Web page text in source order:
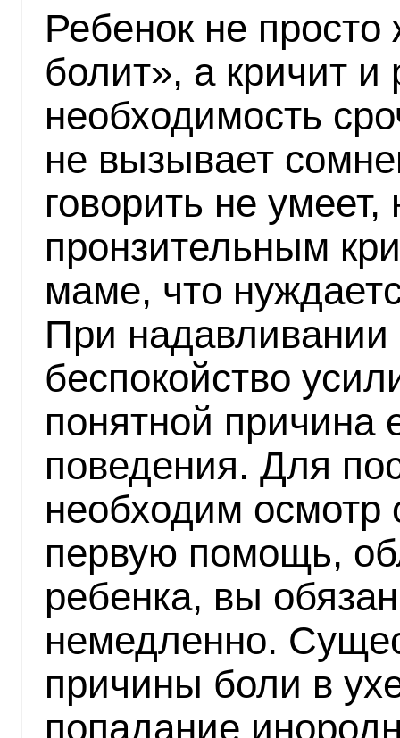
Ребенок не
болит», а кричит и
необходимость
не вызывает
говорить не
пронзительным
маме, что
При надавливании
беспокойство
понятной причина
поведения. Для
необходим осмотр
первую помощь,
ребенка, вы
немедленно.
причины боли в
попадание